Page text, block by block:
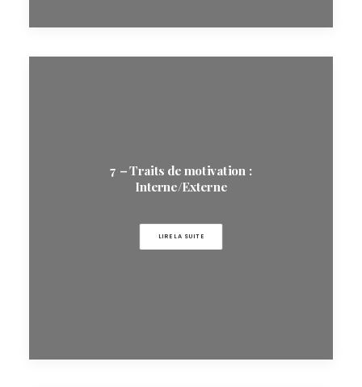
7 – Traits de motivation :
Interne/Externe
LIRE LA SUITE